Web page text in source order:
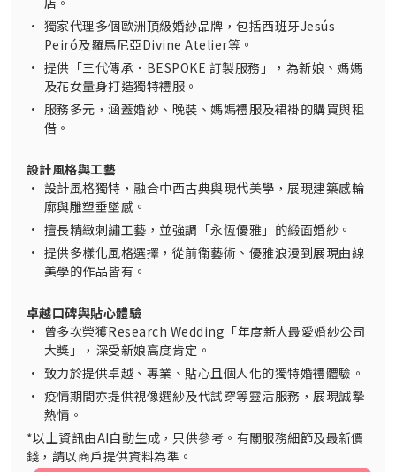
• 獨家代理多個歐洲頂級婚紗品牌，包括西班牙Jesús
Peiró及羅馬尼亞Divine Atelier等。
• 提供「三代傳承．BESPOKE 訂製服務」，為新娘、媽媽
及花女量身打造獨特禮服。
• 服務多元，涵蓋婚紗、晚裝、媽媽禮服及裙褂的購買與租
借。
設計風格與工藝
• 設計風格獨特，融合中西古典與現代美學，展現建築感輪
廓與雕塑垂墜感。
• 擅長精緻刺繡工藝，並強調「永恆優雅」的緞面婚紗。
• 提供多樣化風格選擇，從前衛藝術、優雅浪漫到展現曲線
美學的作品皆有。
卓越口碑與貼心體驗
•
曾多次榮獲Research Wedding「年度新人最愛婚紗公司
大獎」，深受新娘高度肯定。
• 致力於提供卓越、專業、貼心且個人化的獨特婚禮體驗。
• 疫情期間亦提供視像選紗及代試穿等靈活服務，展現誠摯
熱情。
*以上資訊由AI自動生成，只供參考。有關服務細節及最新價
錢，請以商戶提供資料為準。